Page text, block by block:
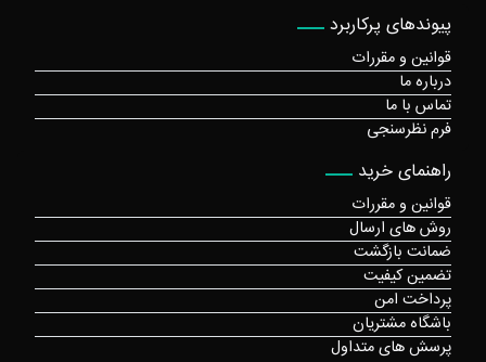
پیوندهای پرکاربرد
قوانین و مقررات
درباره ما
تماس با ما
فرم نظرسنجی
راهنمای خرید
قوانین و مقررات
روش های ارسال
ضمانت بازگشت
تضمین کیفیت
پرداخت امن
باشگاه مشتریان
پرسش های متداول